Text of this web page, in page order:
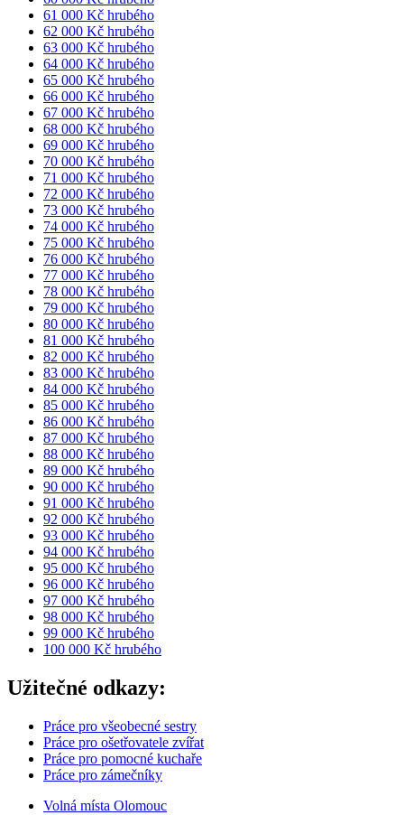
61 000 Kč hrubého
62 000 Kč hrubého
63 000 Kč hrubého
64 000 Kč hrubého
65 000 Kč hrubého
66 000 Kč hrubého
67 000 Kč hrubého
68 000 Kč hrubého
69 000 Kč hrubého
70 000 Kč hrubého
71 000 Kč hrubého
72 000 Kč hrubého
73 000 Kč hrubého
74 000 Kč hrubého
75 000 Kč hrubého
76 000 Kč hrubého
77 000 Kč hrubého
78 000 Kč hrubého
79 000 Kč hrubého
80 000 Kč hrubého
81 000 Kč hrubého
82 000 Kč hrubého
83 000 Kč hrubého
84 000 Kč hrubého
85 000 Kč hrubého
86 000 Kč hrubého
87 000 Kč hrubého
88 000 Kč hrubého
89 000 Kč hrubého
90 000 Kč hrubého
91 000 Kč hrubého
92 000 Kč hrubého
93 000 Kč hrubého
94 000 Kč hrubého
95 000 Kč hrubého
96 000 Kč hrubého
97 000 Kč hrubého
98 000 Kč hrubého
99 000 Kč hrubého
100 000 Kč hrubého
Užitečné odkazy:
Práce pro všeobecné sestry
Práce pro ošetřovatele zvířat
Práce pro pomocné kuchaře
Práce pro zámečníky
Volná místa Olomouc